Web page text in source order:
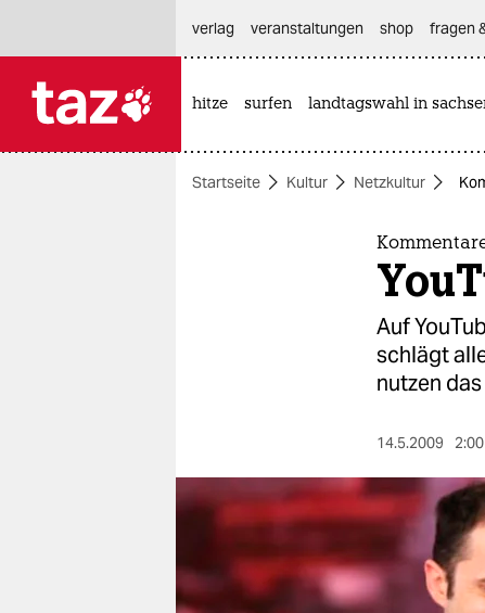
themen
berlin
nord
wahrheit
verlag
veranstaltungen shop fragen
hitze surfen landtagswahl in
Startseite Kultur Netzkultur
Auf
schlägt
nutzen
14.5.2009